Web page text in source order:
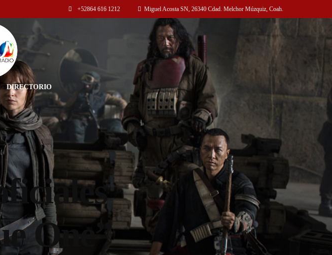
+52864 616 1212 Miguel Acosta SN, 26340 Cdad. Melchor Múzquiz, Coah.
DIRECTORIO
One”